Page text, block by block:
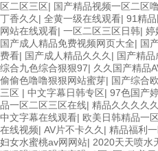
区二区三区| 国产精品视频一区二区
丁香久久 | 全黄一级在线观看| 91精
网站在线观看| 一区二区三区日韩| 婷
国产成人精品免费视频网页大全| 国
费看| 国产成人精品久久久 | 国产精
综合九色综合狠狠97| 久久国产精品
偷偷色噜噜狠狠网站蜜芽| 国产综合
三区 | 中文字幕日韩专区| 97色国产
品一区二区三区在线| 精品久久久久
中文字幕在线观看| 欧美日韩精品一
在线视频| AV片不卡久久 | 精品福利
妇女水蜜桃av网网站| 2020天天喷水